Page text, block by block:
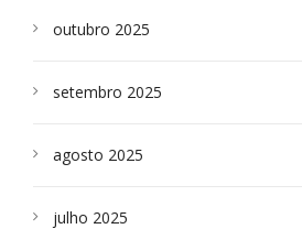
outubro 2025
setembro 2025
agosto 2025
julho 2025